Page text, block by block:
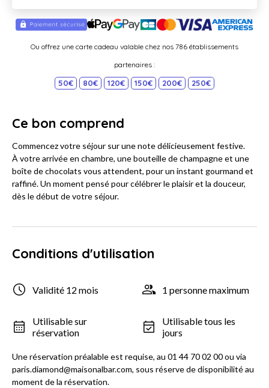
Ou offrez une carte cadeau valable chez nos 786 établissements
partenaires :
50€ 80€ 120€ 150€ 200€ 250€
Ce bon comprend
Commencez votre séjour sur une note délicieusement festive.
À votre arrivée en chambre, une bouteille de champagne et une
boîte de chocolats vous attendent, pour un instant gourmand et
raffiné. Un moment pensé pour célébrer le plaisir et la douceur,
dès le début de votre séjour.
Conditions d'utilisation
Validité 12 mois 1 personne maximum
Utilisable sur
réservation
Utilisable tous les
jours
Une réservation préalable est requise, au 01 44 70 02 00 ou via
paris.diamond@maisonalbar.com, sous réserve de disponibilité au
moment de la réservation.